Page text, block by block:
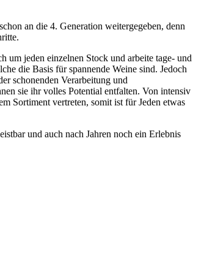
an die 4. Generation weitergegeben, denn
um jeden einzelnen Stock und arbeite tage- und
die Basis für spannende Weine sind. Jedoch
schonenden Verarbeitung und
sie ihr volles Potential entfalten. Von intensiv
Sortiment vertreten, somit ist für Jeden etwas
und auch nach Jahren noch ein Erlebnis